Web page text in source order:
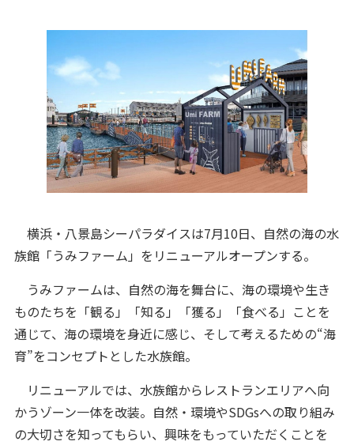
横浜・八景島シーパラダイスは7月10日、自然の海の水
族館「うみファーム」をリニューアルオープンする。
うみファームは、自然の海を舞台に、海の環境や生き
ものたちを「観る」「知る」「獲る」「食べる」ことを
通じて、海の環境を身近に感じ、そして考えるための“海
育”をコンセプトとした水族館。
リニューアルでは、水族館からレストランエリアへ向
かうゾーン一体を改装。自然・環境やSDGsへの取り組み
の大切さを知ってもらい、興味をもっていただくことを